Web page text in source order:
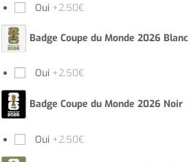
Oui +2.50€
Badge Coupe du Monde 2026 Blanc
Oui +2.50€
Badge Coupe du Monde 2026 Noir
Oui +2.50€